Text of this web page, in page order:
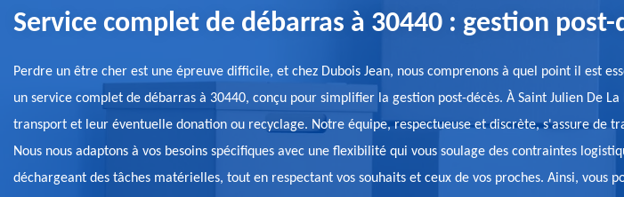
Service complet de débarras à 30440 : gestion
Perdre un être cher est une épreuve difficile, et chez Dubois Jean, nous comprenons à quel point il est
un service complet de débarras à 30440, conçu pour simplifier la gestion post-décès. À Saint Julien De
transport et leur éventuelle donation ou recyclage. Notre équipe, respectueuse et discrète, s'assure
Nous nous adaptons à vos besoins spécifiques avec une flexibilité qui vous soulage des contraintes
déchargeant des tâches matérielles, tout en respectant vos souhaits et ceux de vos proches. Ainsi,